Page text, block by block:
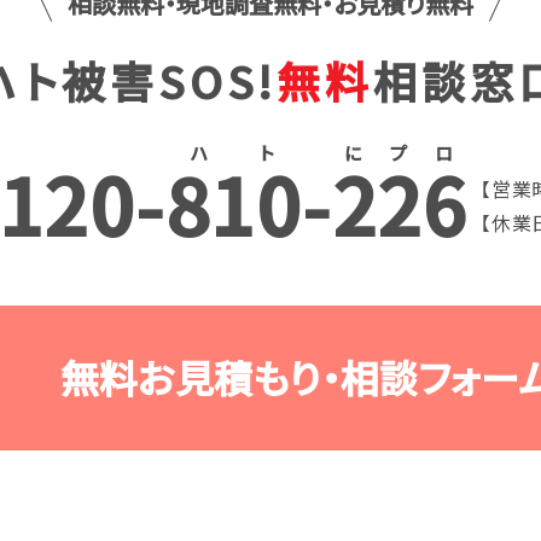
ト被害SOS!無料相談窓
-810
ハ ト -226
に プ ロ
【営
【休
無料お見積もり・相談フォー